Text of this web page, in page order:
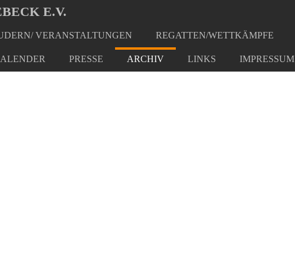
E.V.
VERANSTALTUNGEN REGATTEN/WETTKÄMPFE
PRESSE ARCHIV LINKS IMPRESSUM